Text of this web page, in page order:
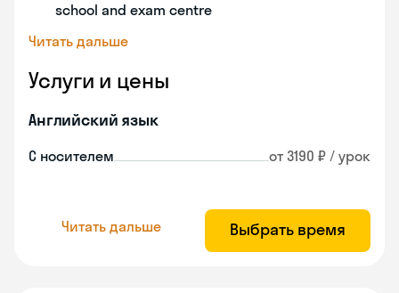
school and exam centre
Читать дальше
Услуги и цены
Английский язык
С носителем от 3190 ₽ / урок
Читать дальше Выбрать время